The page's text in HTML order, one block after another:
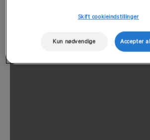
Skift cookieindstillinger
Kun nødvendige Accepter